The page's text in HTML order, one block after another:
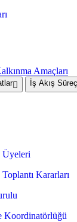
Amaçları
İş Akış
Kararları
Koordinatörlüğü